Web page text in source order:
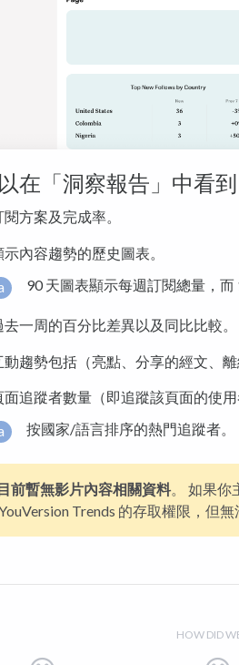
在「洞察報告」中看到
閱方案及完成率。
示內容趨勢的歷史圖表。
90 天圖表顯示每週訂閱總量，而
去一周的百分比差異以及同比比較。
動趨勢包括（亮點、分享的經文、離
面追蹤者數量（即追蹤該頁面的使用
按國家/語言排序的熱門追蹤者。
前暫無影片內容相關資料。 如果你
Trends 的存取權限，但無
HOW DID